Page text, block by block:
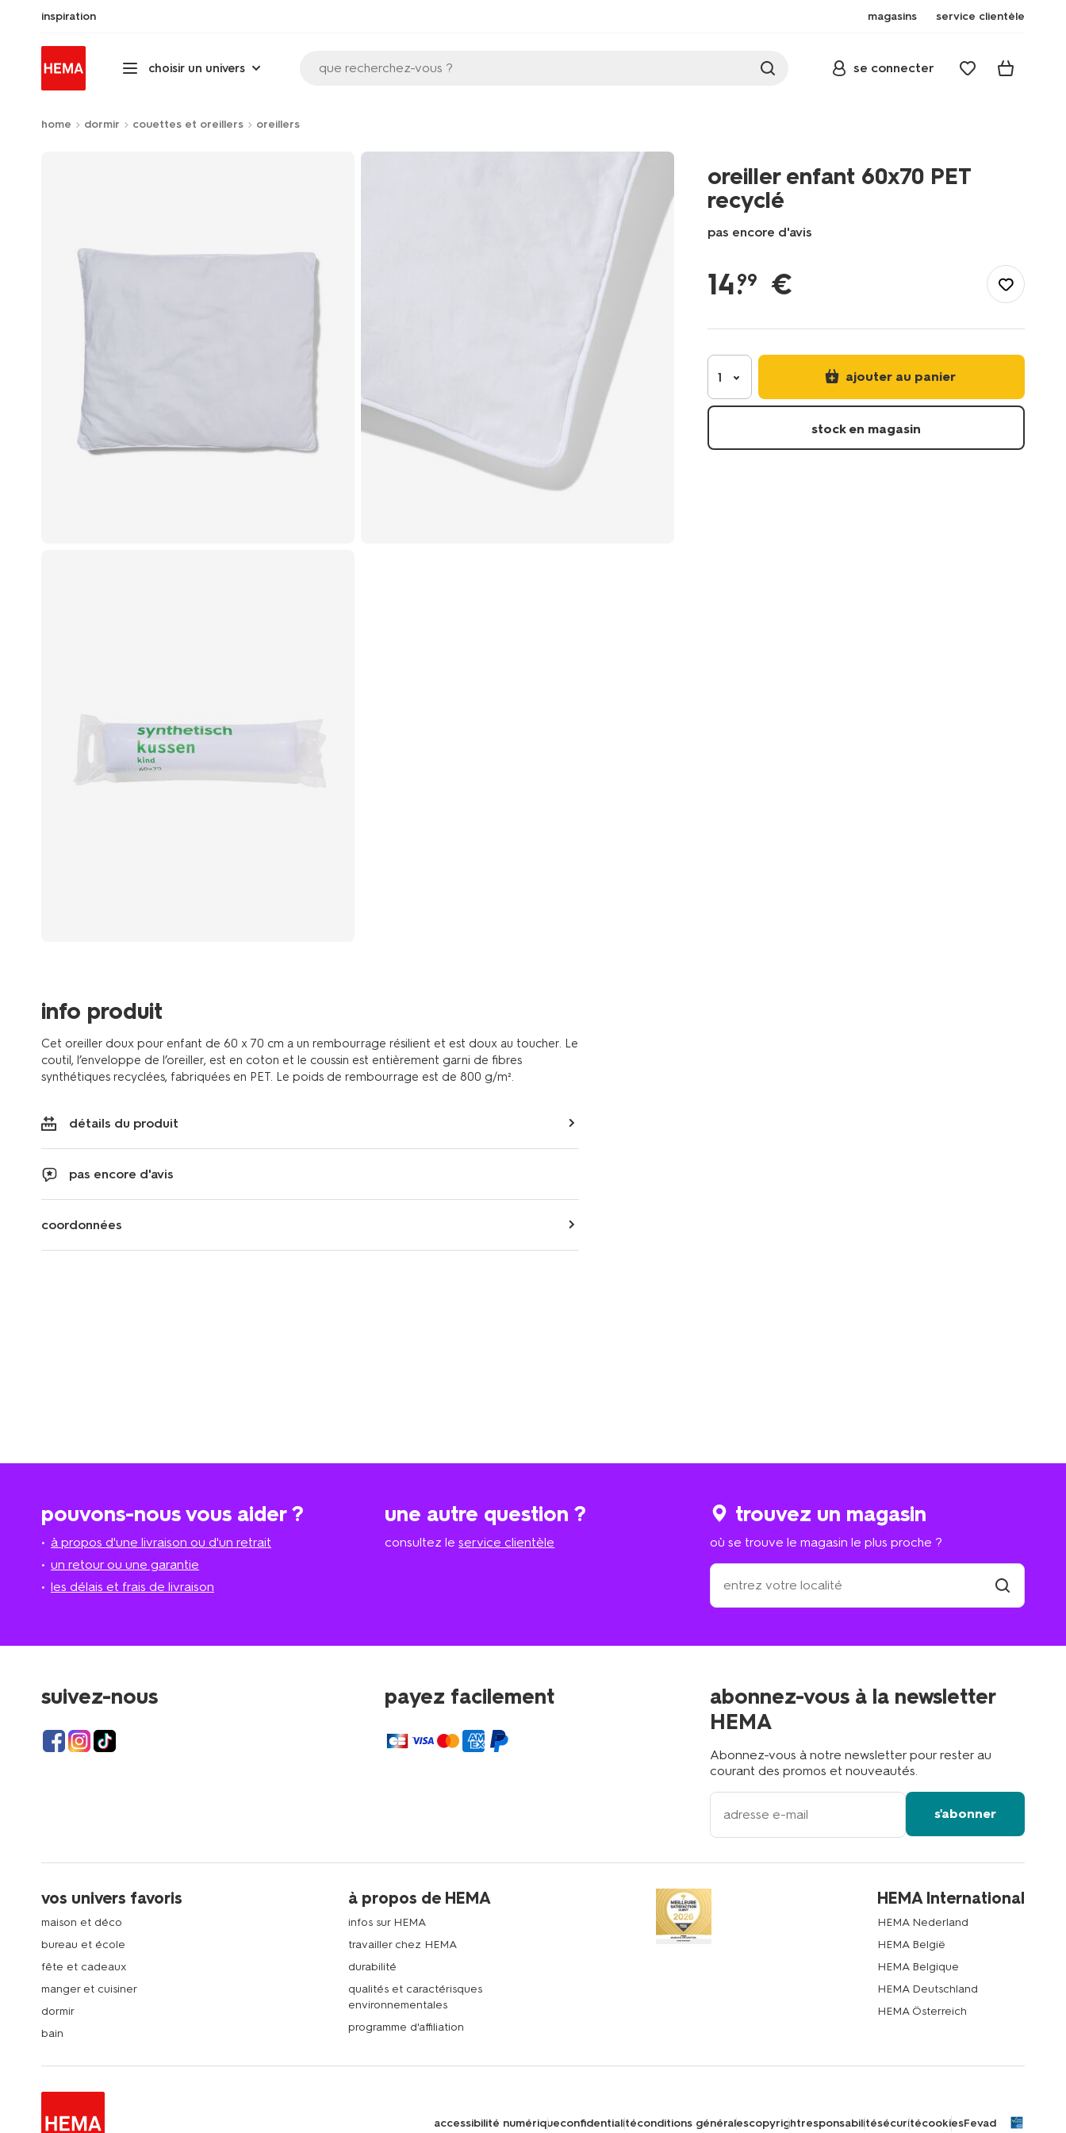
inspiration magasins service clientèle
choisir un univers que recherchez-vous ? se connecter
home dormir couettes et oreillers oreillers
info produit
Cet oreiller doux pour enfant de 60 x 70 cm a un rembourrage résilient et est doux au toucher. Le
coutil, l’enveloppe de l’oreiller, est en coton et le coussin est entièrement garni de fibres
synthétiques recyclées, fabriquées en PET. Le poids de rembourrage est de 800 g/m².
détails du produit
pas encore d'avis
coordonnées
oreiller enfant 60x70 PET
recyclé
pas encore d'avis
enfant-
5590041.html
14.
99 €
1 ajouter au panier
stock en magasin
pouvons-nous vous aider ?
à propos d'une livraison ou d'un retrait
un retour ou une garantie
les délais et frais de livraison
une autre question ?
consultez leservice clientèle
trouvez un magasin
où se trouve le magasin le plus proche ?
où
trouve
le
?
trouver
suivez-nous payez facilement
abonnez-vous à la newsletter
HEMA
Abonnez-vous à notre newsletter pour rester au
courant des promos et nouveautés.
votre
adresse
s'abonner
vos univers favoris
maison et déco
bureau et école
fête et cadeaux
manger et cuisiner
dormir
bain
à propos de HEMA
infos sur HEMA
travailler chez HEMA
durabilité
qualités et caractérisques
environnementales
programme d'affiliation
HEMA International
HEMA Nederland
HEMA België
HEMA Belgique
HEMA Deutschland
HEMA Österreich
accessibilité numériqueconfidentialitéconditions généralescopyrightresponsabilitésécuritécookiesFevad